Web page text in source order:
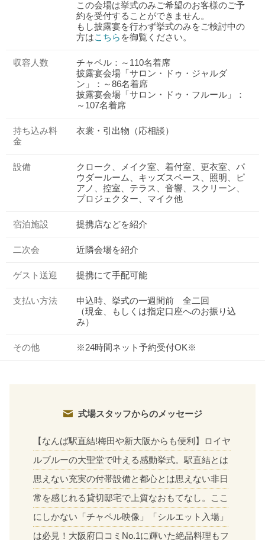
おトクな特典つきフェア
8/11(火・祝) 残◯
【1件目ご見学でAmazon2万円】
フェア一覧
この会場は挙式のみご希望のお客様のご予
約を受付することができません。
もし披露宴を行わず挙式のみをご検討中の
方はこちら を御覧ください。
収容人数
チャペル：～110名着席
披露宴会場「サロン・ドゥ・ジャルダ
ン」：～86名着席
披露宴会場「サロン・ドゥ・フルール」：
～107名着席
持ち込み料
金
衣裳・引出物（応相談）
設備
クローク、メイク室、着付室、更衣室、パ
ウダールーム、キッズスペース、照明、ピ
アノ、控室、テラス、音響、スクリーン、
プロジェクター、マイク他
宿泊施設 提携店などを紹介
二次会 近隣会場を紹介
ゲスト送迎 提携にて手配可能
支払い方法
申込時、挙式の一週間前 全二回
（現金、もしくは指定口座へのお振り込
み）
その他 ※24時間ネット予約受付OK※
式場スタッフからのメッセージ
【なんば駅直結!梅田や新大阪からも便利】ロイヤ
ルブルーの大聖堂で叶える感動挙式。駅直結とは
思えない充実の付帯設備と都心とは思えない非日
常を感じれる貸切邸宅で上質なおもてなし。ここ
にしかない「チャペル映像」「シルエット入場」
は必見！大阪府口コミNo.1に輝いた絶品料理もフ